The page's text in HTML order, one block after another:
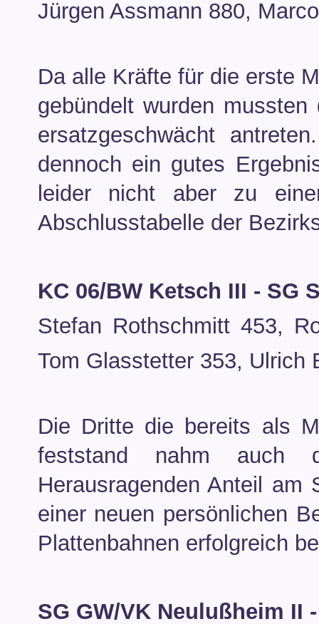
Jürgen Assmann 880,
Da alle Kräfte für die erste
gebündelt wurden
ersatzgeschwächt
dennoch ein gutes
leider nicht aber zu
Abschlusstabelle der
KC 06/BW Ketsch III - SG
Stefan Rothschmitt 453,
Tom Glasstetter 353, Ulrich
Die Dritte die bereits als
feststand nahm auch
Herausragenden Anteil
einer neuen persönlichen
Plattenbahnen erfolgreich
SG GW/VK Neulußheim II